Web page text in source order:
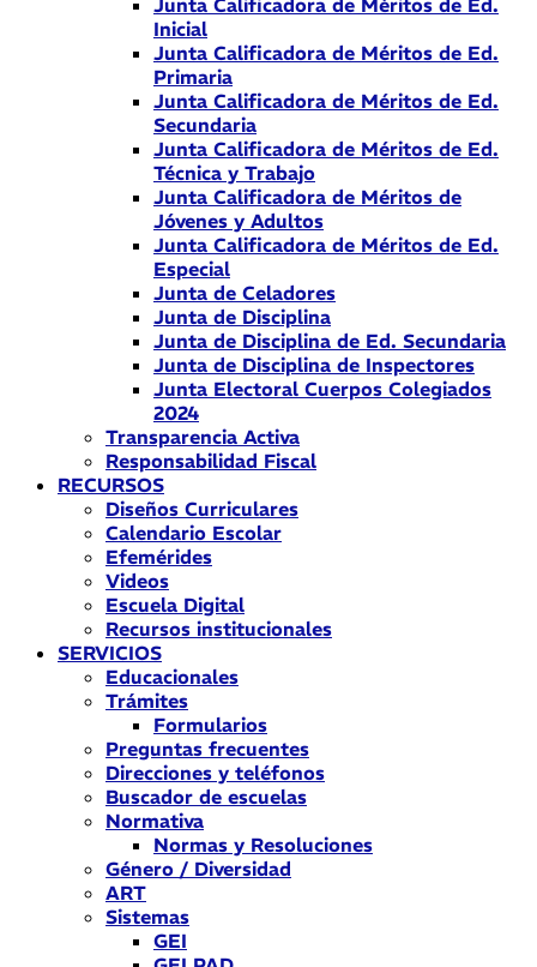
Junta Calificadora de Méritos de Ed.
Inicial
Junta Calificadora de Méritos de Ed.
Primaria
Junta Calificadora de Méritos de Ed.
Secundaria
Junta Calificadora de Méritos de Ed.
Técnica y Trabajo
Junta Calificadora de Méritos de
Jóvenes y Adultos
Junta Calificadora de Méritos de Ed.
Especial
Junta de Celadores
Junta de Disciplina
Junta de Disciplina de Ed. Secundaria
Junta de Disciplina de Inspectores
Junta Electoral Cuerpos Colegiados
2024
Transparencia Activa
Responsabilidad Fiscal
RECURSOS
Diseños Curriculares
Calendario Escolar
Efemérides
Videos
Escuela Digital
Recursos institucionales
SERVICIOS
Educacionales
Trámites
Formularios
Preguntas frecuentes
Direcciones y teléfonos
Buscador de escuelas
Normativa
Normas y Resoluciones
Género / Diversidad
ART
Sistemas
GEI